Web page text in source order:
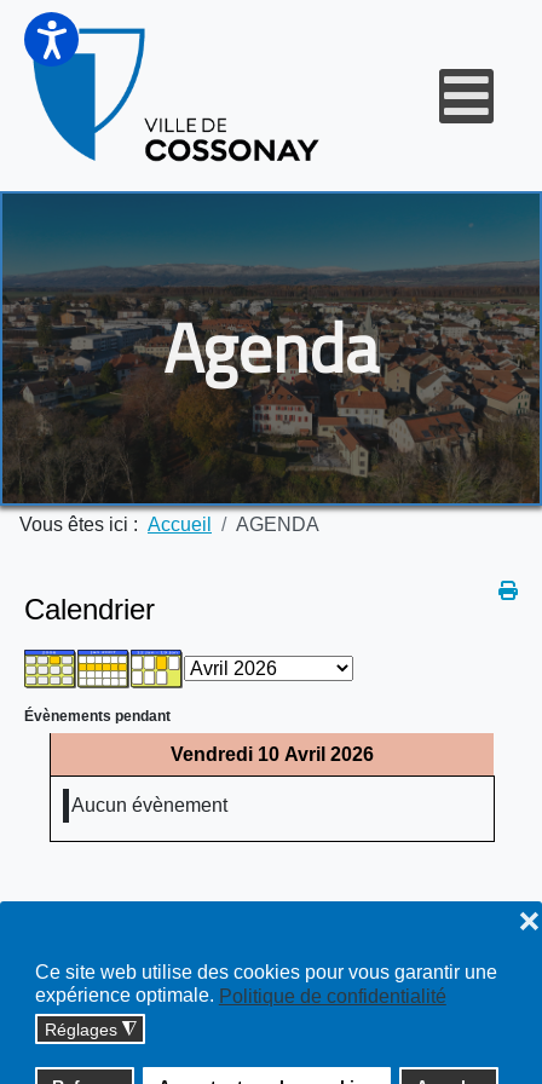
Ce site web utilise des cookies pour vous garantir une
expérience optimale. Politique de confidentialité
Réglages ◮
❌
Agenda
Vous êtes ici : Accueil AGENDA
Calendrier
Évènements pendant
Vendredi 10 Avril 2026
Aucun évènement
Copyright © 2026 cossonay.ch - tous droits réservés | site :